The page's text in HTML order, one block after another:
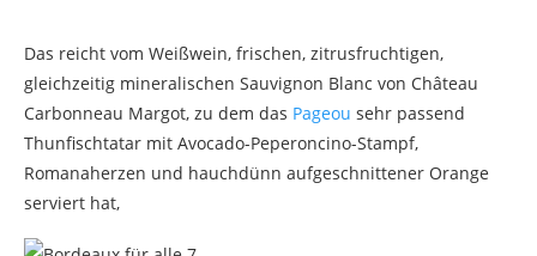
Das reicht vom Weißwein, frischen, zitrusfruchtigen,
gleichzeitig mineralischen Sauvignon Blanc von Château
Carbonneau Margot, zu dem das Pageou sehr passend
Thunfischtatar mit Avocado-Peperoncino-Stampf,
Romanaherzen und hauchdünn aufgeschnittener Orange
serviert hat,